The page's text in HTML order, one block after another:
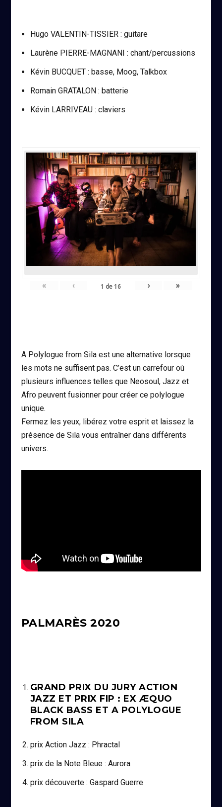
Hugo VALENTIN-TISSIER : guitare
Laurène PIERRE-MAGNANI : chant/percussions
Kévin BUCQUET : basse, Moog, Talkbox
Romain GRATALON : batterie
Kévin LARRIVEAU : claviers
« ‹ 1 de16 › »
A Polylogue from Sila est une alternative lorsque
les mots ne suffisent pas. C’est un carrefour où
plusieurs influences telles que Neosoul, Jazz et
Afro peuvent fusionner pour créer ce polylogue
unique.
Fermez les yeux, libérez votre esprit et laissez la
présence de Sila vous entraîner dans différents
univers.
PALMARÈS 2020
GRAND PRIX DU JURY ACTION
JAZZ ET PRIX FIP : EX ÆQUO
BLACK BASS ET A POLYLOGUE
FROM SILA
prix Action Jazz : Phractal
prix de la Note Bleue : Aurora
prix découverte : Gaspard Guerre